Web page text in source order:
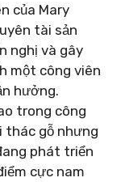
của Mary
tài sản
​​​​nghị và gây
một công viên
hưởng.
trong công
thác gỗ nhưng
phát triển
cực nam